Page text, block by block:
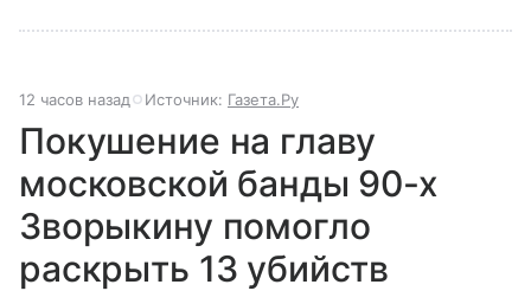
12 часов назад Источник: Газета.Ру
Покушение на главу
московской банды 90-х
Зворыкину помогло
раскрыть 13 убийств